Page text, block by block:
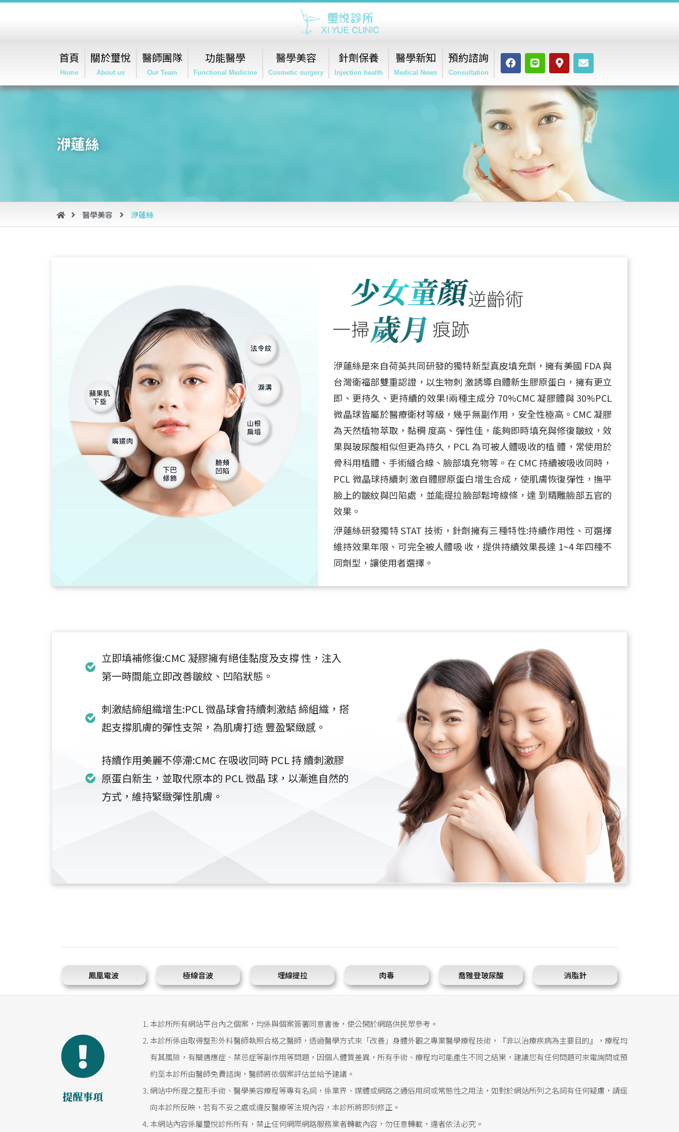
首頁
Home
關於璽悅
About us
醫師團隊
Our Team
功能醫學
Functional Medicine
醫學美容
Cosmetic surgery
針劑保養
Injection health
醫學新知
Medical News
預約諮詢
Consultation
洢蓮絲
醫學美容 洢蓮絲
洢蓮絲是來自荷英共同研發的獨特新型真皮填充劑，擁有美國 FDA 與
台灣衛福部雙重認證，以生物刺 激誘導自體新生膠原蛋白，擁有更立
即、更持久、更持續的效果!兩種主成分 70%CMC 凝膠體與 30%PCL
微晶球皆屬於醫療衛材等級，幾乎無副作用，安全性極高。CMC 凝膠
為天然植物萃取，黏稠 度高、彈性佳，能夠即時填充與修復皺紋，效
果與玻尿酸相似但更為持久，PCL 為可被人體吸收的植 體，常使用於
骨科用植體、手術縫合線、臉部填充物等。在 CMC 持續被吸收同時，
PCL 微晶球持續刺 激自體膠原蛋白增生合成，使肌膚恢復彈性，撫平
臉上的皺紋與凹陷處，並能提拉臉部鬆垮線條，達 到精雕臉部五官的
效果。
洢蓮絲研發獨特 STAT 技術，針劑擁有三種特性:持續作用性、可選擇
維持效果年限、可完全被人體吸 收，提供持續效果長達 1~4 年四種不
同劑型，讓使用者選擇。
立即填補修復:CMC 凝膠擁有絕佳黏度及支撐 性，注入
第一時間能立即改善皺紋、凹陷狀態。
刺激結締組織增生:PCL 微晶球會持續刺激結 締組織，搭
起支撐肌膚的彈性支架，為肌膚打造 豐盈緊緻感。
持續作用美麗不停滯:CMC 在吸收同時 PCL 持 續刺激膠
原蛋白新生，並取代原本的 PCL 微晶 球，以漸進自然的
方式，維持緊緻彈性肌膚。
鳳凰電波 極線音波 埋線提拉 肉毒 喬雅登玻尿酸 消脂針
提醒事項
本診所所有網站平台內之個案，均係與個案簽署同意書後，使公開於網路供民眾參考。
本診所係由取得整形外科醫師執照合格之醫師，透過醫學方式來「改善」身體外觀之專業醫學療程技術，『非以治療疾病為主要目的』，療程均
有其風險，有關適應症、禁忌症等副作用等問題，因個人體質差異，所有手術、療程均可能產生不同之結果，建議您有任何問題可來電詢問或預
約至本診所由醫師免費諮詢，醫師將依個案評估並給予建議。
網站中所提之整形手術、醫學美容療程等專有名詞，係業界、媒體或網路之通俗用詞或常態性之用法，如對於網站所列之名詞有任何疑慮，請逕
向本診所反映，若有不妥之處或違反醫療等法規內容，本診所將即刻修正。
本網站內容係屬璽悅診所所有，禁止任何網際網路服務業者轉載內容，勿任意轉載，違者依法必究。